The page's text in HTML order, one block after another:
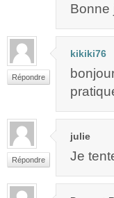
Bonne
Répondre
kikiki76
Répondre
julie
Je